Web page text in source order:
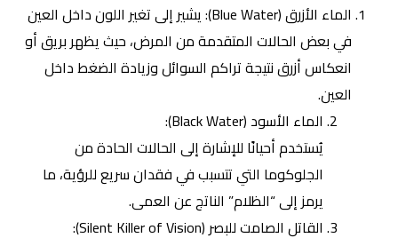
الماء الأزرق (Blue Water): يشير إلى تغير اللون داخل العين
في بعض الحالات المتقدمة من المرض، حيث يظهر بريق أو
انعكاس أزرق نتيجة تراكم السوائل وزيادة الضغط داخل
العين.
الماء الأسود (Black Water):
يُستخدم أحيانًا للإشارة إلى الحالات الحادة من
الجلوكوما التي تتسبب في فقدان سريع للرؤية، ما
يرمز إلى “الظلام” الناتج عن العمى.
القاتل الصامت للبصر(Silent Killer of Vision):